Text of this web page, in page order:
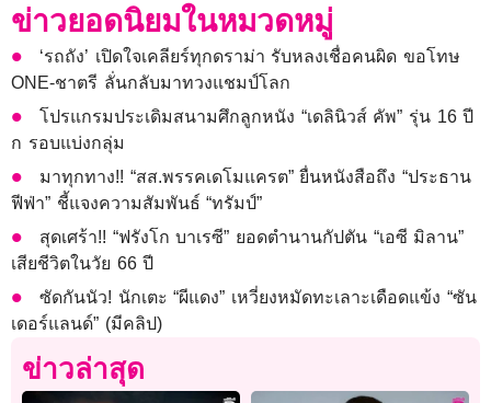
ข่าวยอดนิยมในหมวดหมู่
‘รถถัง’ เปิดใจเคลียร์ทุกดราม่า รับหลงเชื่อคนผิด ขอโทษ
ONE-ชาตรี ลั่นกลับมาทวงแชมป์โลก
โปรแกรมประเดิมสนามศึกลูกหนัง “เดลินิวส์ คัพ” รุ่น 16 ปี
ก รอบแบ่งกลุ่ม
มาทุกทาง!! “สส.พรรคเดโมแครต” ยื่นหนังสือถึง “ประธาน
ฟีฟ่า” ชี้แจงความสัมพันธ์ “ทรัมป์”
สุดเศร้า!! “ฟรังโก บาเรซี” ยอดตำนานกัปตัน “เอซี มิลาน”
เสียชีวิตในวัย 66 ปี
ซัดกันนัว! นักเตะ “ผีแดง” เหวี่ยงหมัดทะเลาะเดือดแข้ง “ซัน
เดอร์แลนด์” (มีคลิป)
ข่าวล่าสุด